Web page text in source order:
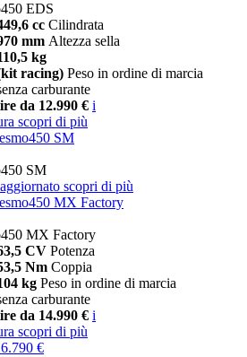
EDS
cc Cilindrata
mm Altezza sella
kg
racing) Peso in ordine di marcia
carburante
da 12.990 € i
scopri di più
SM
SM
scopri di più
MX Factory
MX Factory
CV Potenza
Nm Coppia
kg Peso in ordine di marcia
carburante
da 14.990 € i
scopri di più
€